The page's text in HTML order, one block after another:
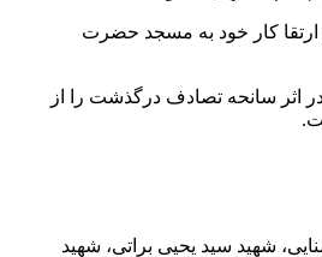
ارتقا کار خود به مسجد حضرت
اثر سانحه تصادف درگذشت را از
خیزاب، شهید علی شاهسنایی، شهید سید یحیی براتی، شهید